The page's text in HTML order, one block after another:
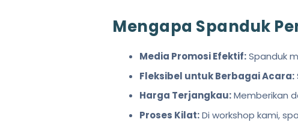
Mengapa Spanduk
Media Promosi Efektif:Spanduk
Fleksibel untuk Berbagai Acara:
Harga Terjangkau:Memberikan
Proses Kilat:Di workshop kami,